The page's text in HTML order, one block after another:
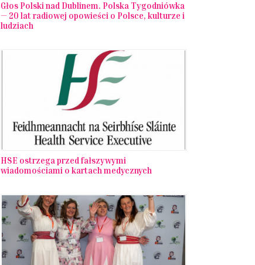
Głos Polski nad Dublinem. Polska Tygodniówka
— 20 lat radiowej opowieści o Polsce, kulturze i
ludziach
HSE ostrzega przed fałszywymi
wiadomościami o kartach medycznych